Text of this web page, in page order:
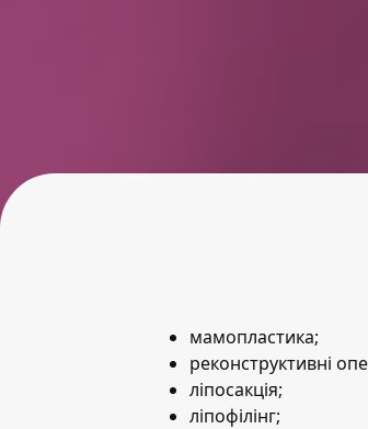
мамопластика;
реконструктивні
ліпосакція;
ліпофілінг;